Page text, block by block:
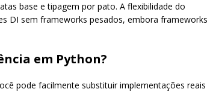
base e tipagem por pato. A flexibilidade do
DI sem frameworks pesados, embora frameworks
em Python?
pode facilmente substituir implementações reais